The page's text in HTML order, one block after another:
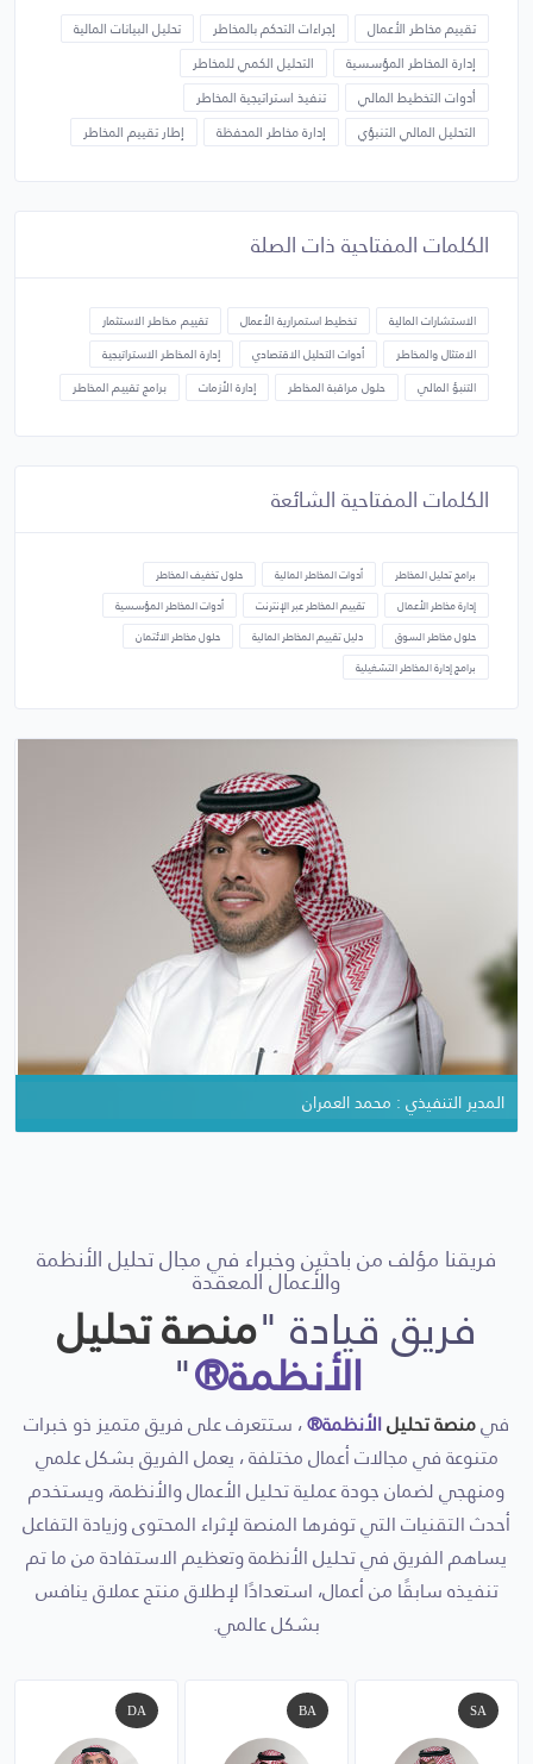
تقييم مخاطر الأعمال إجراءات التحكم بالمخاطر
تحليل البيانات المالية
إدارة المخاطر المؤسسية
التحليل الكمي للمخاطر
أدوات التخطيط المالي
تنفيذ استراتيجية المخاطر
التحليل المالي التنبؤي
إدارة مخاطر المحفظة إطار تقييم المخاطر
الكلمات المفتاحية ذات الصلة
الاستشارات المالية تخطيط استمرارية الأعمال
تقييم مخاطر الاستثمار
الامتثال والمخاطر
أدوات التحليل الاقتصادي
إدارة المخاطر الاستراتيجية
التنبؤ المالي
حلول مراقبة المخاطر إدارة الأزمات برامج تقييم المخاطر
الكلمات المفتاحية الشائعة
برامج تحليل المخاطر أدوات المخاطر المالية
حلول تخفيف المخاطر
إدارة مخاطر الأعمال
تقييم المخاطر عبر الإنترنت
أدوات المخاطر المؤسسية
حلول مخاطر السوق
دليل تقييم المخاطر المالية
حلول مخاطر الائتمان
برامج إدارة المخاطر التشغيلية
المؤسس والمدير العام : تركي بن حميد
المدير التنفيذي : محمد العمران
فريقنا مؤلف من باحثين وخبراء في مجال تحليل الأنظمة
والأعمال المعقدة
فريق قيادة "منصة تحليل
الأنظمة®"
فيمنصة تحليلالأنظمة®، ستتعرف على فريق متميز ذو خبرات
متنوعة في مجالات أعمال مختلفة ، يعمل الفريق بشكل علمي
ومنهجي لضمان جودة عملية تحليل الأعمال والأنظمة، ويستخدم
أحدث التقنيات التي توفرها المنصة لإثراء المحتوى وزيادة التفاعل
يساهم الفريق في تحليل الأنظمة وتعظيم الاستفادة من ما تم
تنفيذه سابقًا من أعمال، استعدادًا لإطلاق منتج عملاق ينافس
بشكل عالمي.
SA
BA
DA